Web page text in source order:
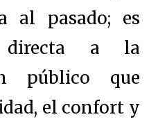
al pasado; es
directa a la
público que
el confort y